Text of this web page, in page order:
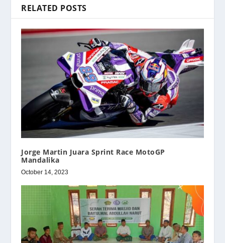
RELATED POSTS
Jorge Martin Juara Sprint Race MotoGP
Mandalika
October 14, 2023